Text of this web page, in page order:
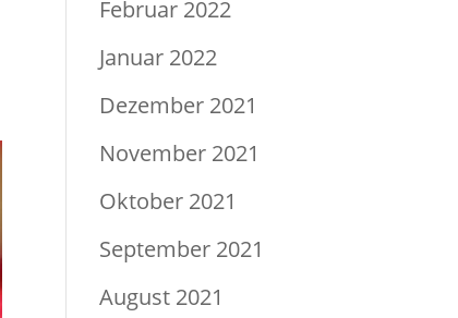
Februar 2022
Januar 2022
Dezember 2021
November 2021
Oktober 2021
September 2021
August 2021